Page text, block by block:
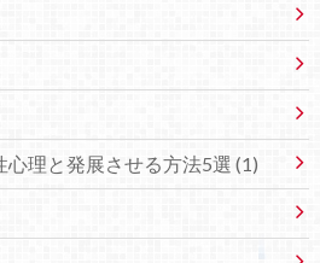
理と発展させる方法5選 (1)